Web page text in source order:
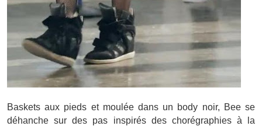
Baskets aux pieds et moulée dans un body noir, Bee se
déhanche sur des pas inspirés des chorégraphies à la